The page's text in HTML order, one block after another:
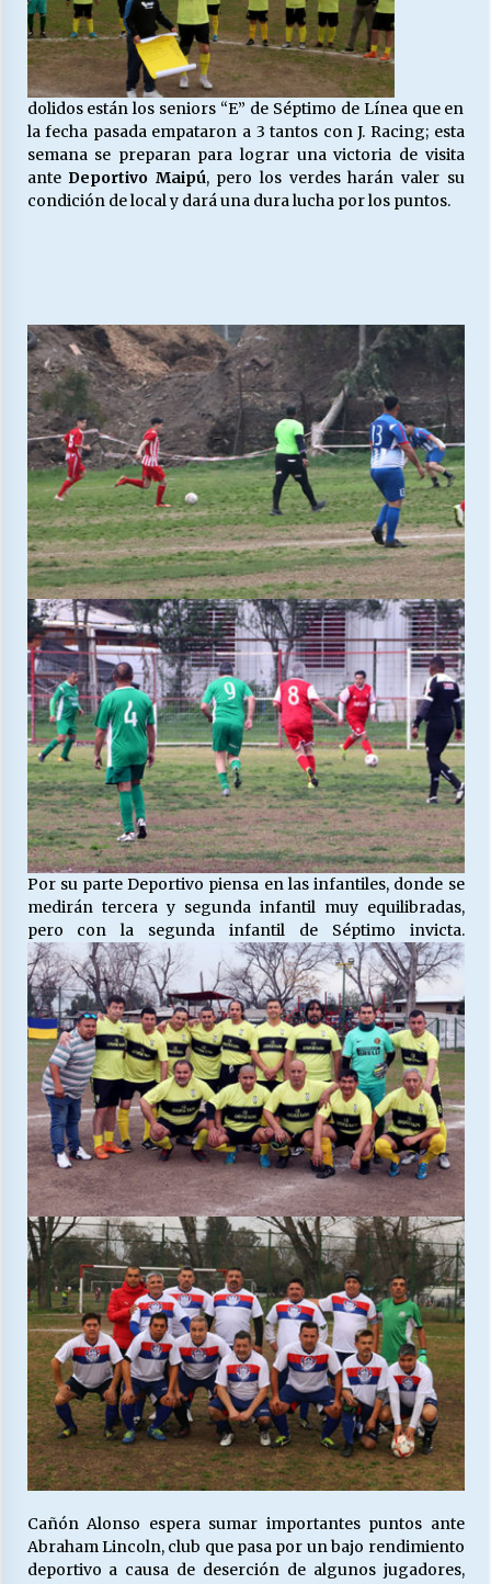
S.O.S. a los ricos, Save Our Souls (Salvar
Nuestras Almas)
30/04/2026
¿Asesores con doble sueldo?
18/04/2026
dolidos están los seniors “E” de Séptimo de Línea que en
la fecha pasada empataron a 3 tantos con J. Racing; esta
semana se preparan para lograr una victoria de visita
anteDeportivo Maipú, pero los verdes harán valer su
condición de local y dará una dura lucha por los puntos.
Por su parte Deportivo piensa en las infantiles, donde se
medirán tercera y segunda infantil muy equilibradas,
pero con la segunda infantil de Séptimo invicta.
Cañón Alonso espera sumar importantes puntos ante
Abraham Lincoln, club que pasa por un bajo rendimiento
deportivo a causa de deserción de algunos jugadores,